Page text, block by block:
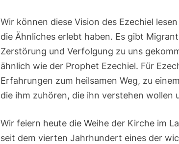
Wir können diese Vision des Ezechiel
die Ähnliches erlebt haben. Es gibt
Zerstörung und Verfolgung zu uns
ähnlich wie der Prophet Ezechiel. Für
Erfahrungen zum heilsamen Weg, zu
die ihm zuhören, die ihn verstehen wollen
Wir feiern heute die Weihe der Kirche im
seit dem vierten Jahrhundert eines der